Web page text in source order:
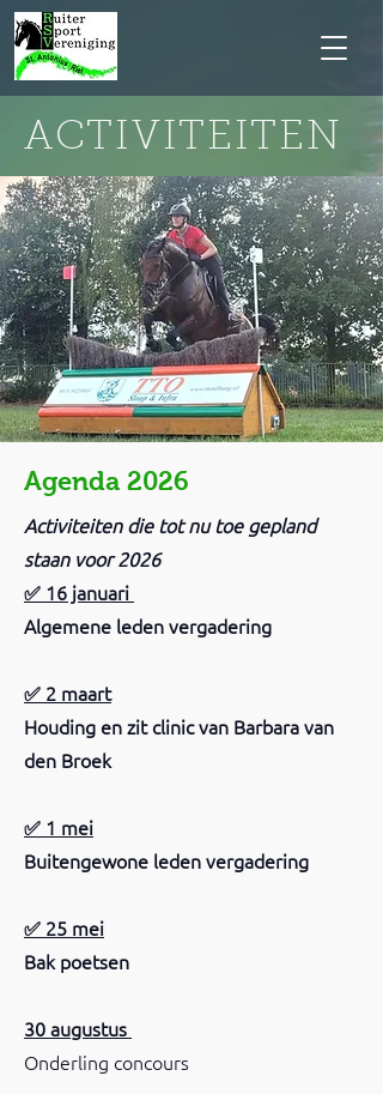
ACTIVITEITEN
Agenda 2026
Activiteiten die tot nu toe gepland
staan voor 2026
✅ 16 januari
Algemene leden vergadering
✅ 2 maart
Houding en zit clinic van Barbara van
den Broek
✅ 1 mei
Buitengewone leden vergadering
✅ 25 mei
Bak poetsen
30 augustus
Onderling concours ​